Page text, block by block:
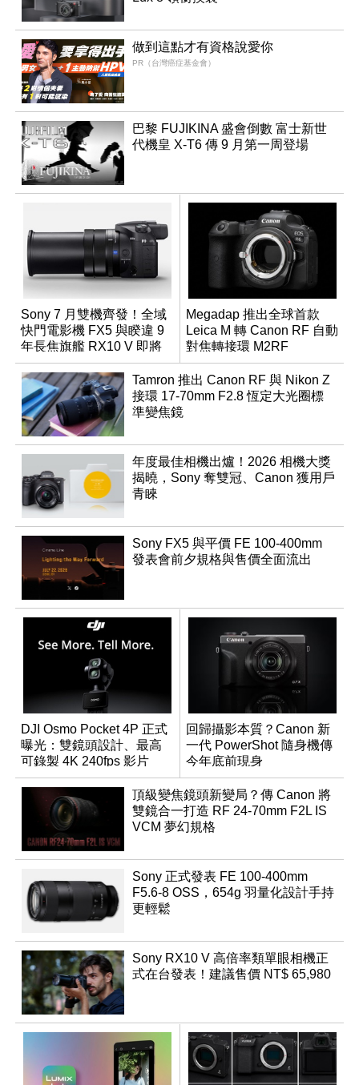
做到這點才有資格說愛你
PR（台灣癌症基金會）
巴黎 FUJIKINA 盛會倒數 富士新世
代機皇 X-T6 傳 9 月第一周登場
Sony 7 月雙機齊發！全域
快門電影機 FX5 與睽違 9
年長焦旗艦 RX10 V 即將
登場
Megadap 推出全球首款
Leica M 轉 Canon RF 自動
對焦轉接環 M2RF
Tamron 推出 Canon RF 與 Nikon Z
接環 17-70mm F2.8 恆定大光圈標
準變焦鏡
年度最佳相機出爐！2026 相機大獎
揭曉，Sony 奪雙冠、Canon 獲用戶
青睞
Sony FX5 與平價 FE 100-400mm
發表會前夕規格與售價全面流出
DJI Osmo Pocket 4P 正式
曝光：雙鏡頭設計、最高
可錄製 4K 240fps 影片
回歸攝影本質？Canon 新
一代 PowerShot 隨身機傳
今年底前現身
頂級變焦鏡頭新變局？傳 Canon 將
雙鏡合一打造 RF 24-70mm F2L IS
VCM 夢幻規格
Sony 正式發表 FE 100-400mm
F5.6-8 OSS，654g 羽量化設計手持
更輕鬆
Sony RX10 V 高倍率類單眼相機正
式在台發表！建議售價 NT$ 65,980